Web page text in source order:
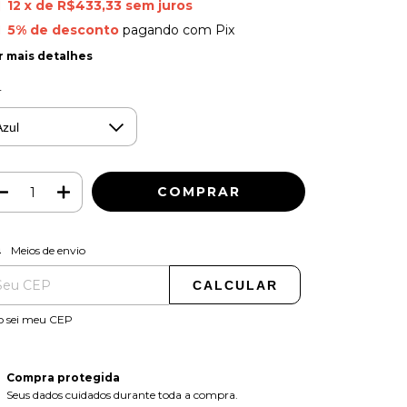
12 x de R$433,33 sem juros
5% de descontopagando com Pix
mais detalhes
para o CEP:
Meios de envio
CALCULAR
sei meu CEP
Compra protegida
Seus dados cuidados durante toda a compra.